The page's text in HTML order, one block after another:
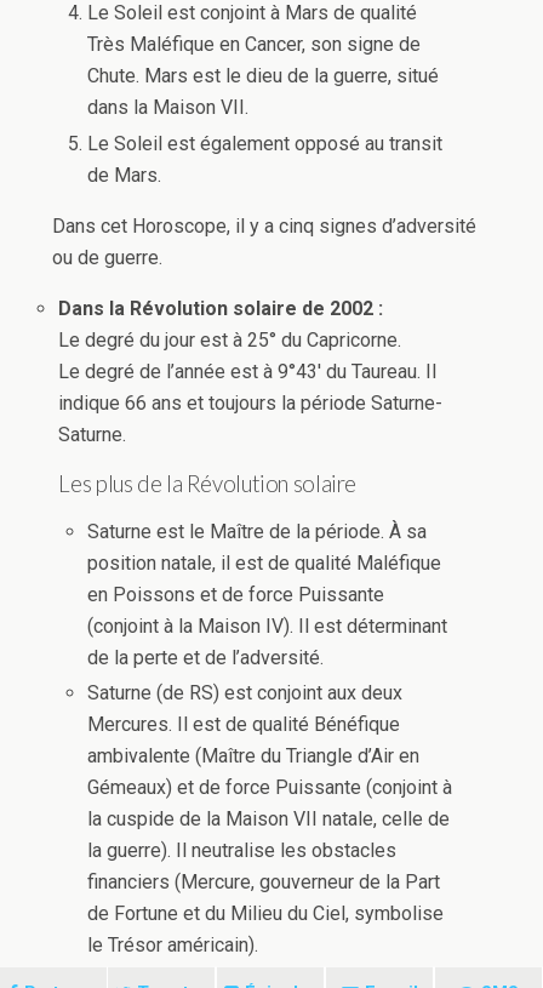
Le Soleil est conjoint à Mars de qualité
Très Maléfique en Cancer, son signe de
Chute. Mars est le dieu de la guerre, situé
dans la Maison VII.
Le Soleil est également opposé au transit
de Mars.
Dans cet Horoscope, il y a cinq signes d’adversité
ou de guerre.
Dans la Révolution solaire de 2002 :
Le degré du jour est à 25° du Capricorne.
Le degré de l’année est à 9°43′ du Taureau. Il
indique 66 ans et toujours la période Saturne-
Saturne.
Les plus de la Révolution solaire
Saturne est le Maître de la période. À sa
position natale, il est de qualité Maléfique
en Poissons et de force Puissante
(conjoint à la Maison IV). Il est déterminant
de la perte et de l’adversité.
Saturne (de RS) est conjoint aux deux
Mercures. Il est de qualité Bénéfique
ambivalente (Maître du Triangle d’Air en
Gémeaux) et de force Puissante (conjoint à
la cuspide de la Maison VII natale, celle de
la guerre). Il neutralise les obstacles
financiers (Mercure, gouverneur de la Part
de Fortune et du Milieu du Ciel, symbolise
le Trésor américain).